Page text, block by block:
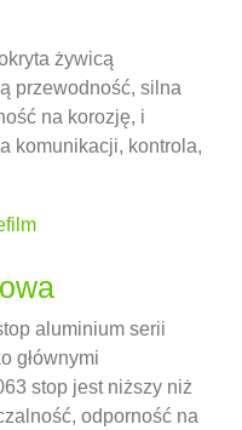
żywicą
przewodność, silna
na korozję, i
komunikacji, kontrola,
aluminium serii
głównymi
stop jest niższy niż
odporność na